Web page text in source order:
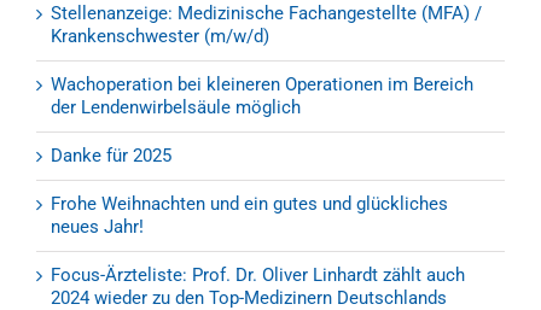
Stellenanzeige: Medizinische Fachangestellte (MFA) /
Krankenschwester (m/w/d)
Wachoperation bei kleineren Operationen im Bereich
der Lendenwirbelsäule möglich
Danke für 2025
Frohe Weihnachten und ein gutes und glückliches
neues Jahr!
Focus-Ärzteliste: Prof. Dr. Oliver Linhardt zählt auch
2024 wieder zu den Top-Medizinern Deutschlands